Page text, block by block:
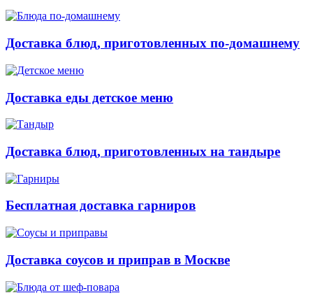
Доставка блюд, приготовленных по-домашнему
Доставка еды детское меню
Доставка блюд, приготовленных на тандыре
Бесплатная доставка гарниров
Доставка соусов и приправ в Москве